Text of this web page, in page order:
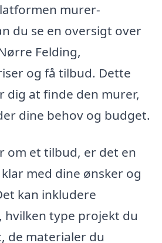
murer-
du se en oversigt over
Felding,
og få tilbud. Dette
dig at finde den murer,
dine behov og budget.
om et tilbud, er det en
med dine ønsker og
kan inkludere
hvilken type projekt du
de materialer du